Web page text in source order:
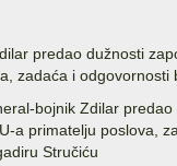
predao dužnosti
zadaća i odgovornosti
bojnik Zdilar predao
a primatelju poslova,
Stručiću